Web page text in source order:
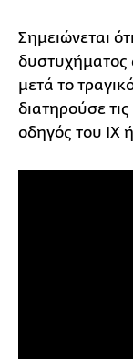
Σημειώνεται
δυστυχήματος
μετά το
διατηρούσε
οδηγός του ΙΧ